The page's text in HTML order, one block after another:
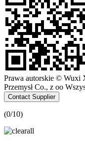
Prawa autorskie © Wuxi
Przemysł Co., z oo
Contact Supplier
(0/10)